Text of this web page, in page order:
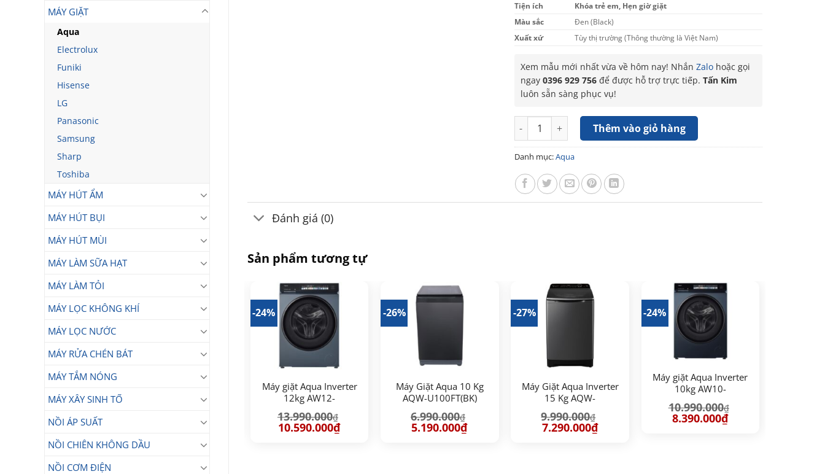
MÁY GIẶT
Aqua
Electrolux
Funiki
Hisense
LG
Panasonic
Samsung
Sharp
Toshiba
MÁY HÚT ẨM
MÁY HÚT BỤI
MÁY HÚT MÙI
MÁY LÀM SỮA HẠT
MÁY LÀM TỎI
MÁY LỌC KHÔNG KHÍ
MÁY LỌC NƯỚC
MÁY RỬA CHÉN BÁT
MÁY TẮM NÓNG
MÁY XÂY SINH TỐ
NỒI ÁP SUẤT
NỒI CHIÊN KHÔNG DẦU
NỒI CƠM ĐIỆN
Tiện ích
Khóa trẻ em, Hẹn giờ giặt
Màu sắc
Đen (Black)
Xuất xứ
Tùy thị trường (Thông thường là Việt Nam)
Xem mẫu mới nhất vừa về hôm nay! Nhắn Zalohoặc gọi
ngay 0396 929 756để được hỗ trợ trực tiếp. Tấn Kim
luôn sẵn sàng phục vụ!
Máy giặt Aqua Inverter 14kg AWM14-B2158L(B) số lượng
Thêm vào giỏ hàng
Danh mục:Aqua
Đánh giá (0)
Sản phẩm tương tự
-24%
Máy giặt Aqua Inverter
12kg AW12-
13.990.000₫
Giá
gốc
10.590.000₫Giá
-26%
Máy Giặt Aqua 10 Kg
AQW-U100FT(BK)
6.990.000₫
Giá
gốc
5.190.000₫Giá
-27%
Máy Giặt Aqua Inverter
15 Kg AQW-
9.990.000₫
Giá
gốc
7.290.000₫Giá
-24%
Máy giặt Aqua Inverter
10kg AW10-
10.990.000₫
Giá
gốc
8.390.000₫Giá
10/6 kg AWD10-
13.990.000₫
13.990.000₫.
11.390.000₫ Giá
tại
là:
11.390.000₫.
-25%
Máy Giặt Aqua Inverter
₫hiện
là: